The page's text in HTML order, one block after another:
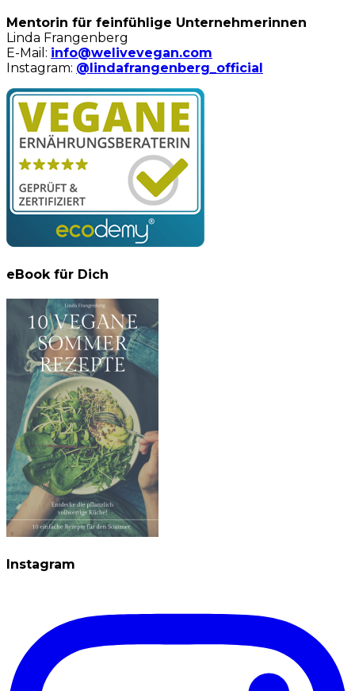
Mentorin für feinfühlige Unternehmerinnen
Linda Frangenberg
E-Mail: info@welivevegan.com
Instagram: @lindafrangenberg_official
eBook für Dich
Instagram